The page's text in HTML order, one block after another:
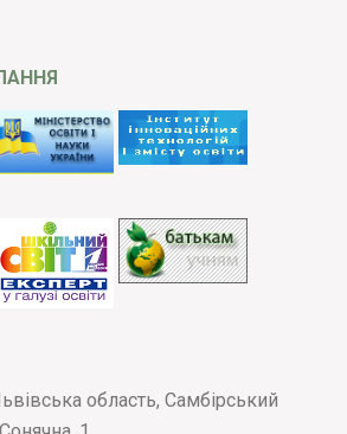
область, Самбірський